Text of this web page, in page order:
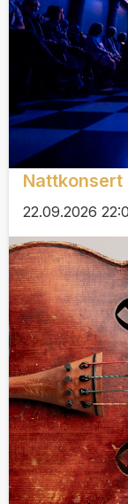
Nattkonsert
22.09.2026